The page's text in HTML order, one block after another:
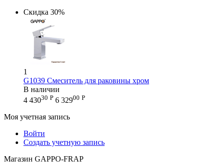
Скидка 30%
1
G1039 Смеситель для раковины хром
В наличии
4 43030 Р 6 32900 Р
Моя учетная запись
Войти
Создать учетную запись
Магазин GAPPO-FRAP